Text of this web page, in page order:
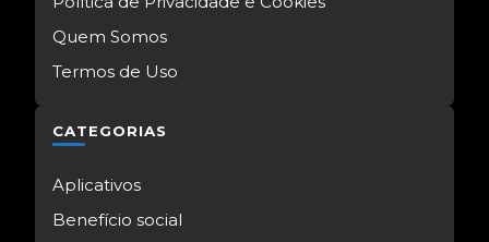
Quem Somos
Termos de Uso
CATEGORIAS
Aplicativos
Benefício social